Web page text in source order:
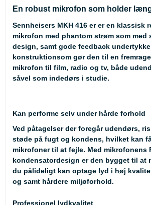
En robust mikrofon som holder
Sennheisers MKH 416 er er en klassisk
mikrofon med phantom strøm som med
design, samt gode feedback
konstruktionsom gør den til en
mikrofon til film, radio og tv, både
såvel som indedørs i studie.
Kan performe selv under hårde forhold
Ved påtagelser der foregår udendørs,
støde på fugt og kondens, hvilket kan
mikrofoner til at fejle. Med mikrofonens
kondensatordesign er den bygget til at
du pålideligt kan optage lyd i høj
og samt hårdere miljøforhold.
Professionel lydkvalitet